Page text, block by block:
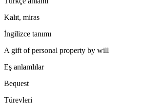
Kalıt, miras
İngilizce tanımı
A gift of personal property by will
Eş anlamlılar
Bequest
Türevleri